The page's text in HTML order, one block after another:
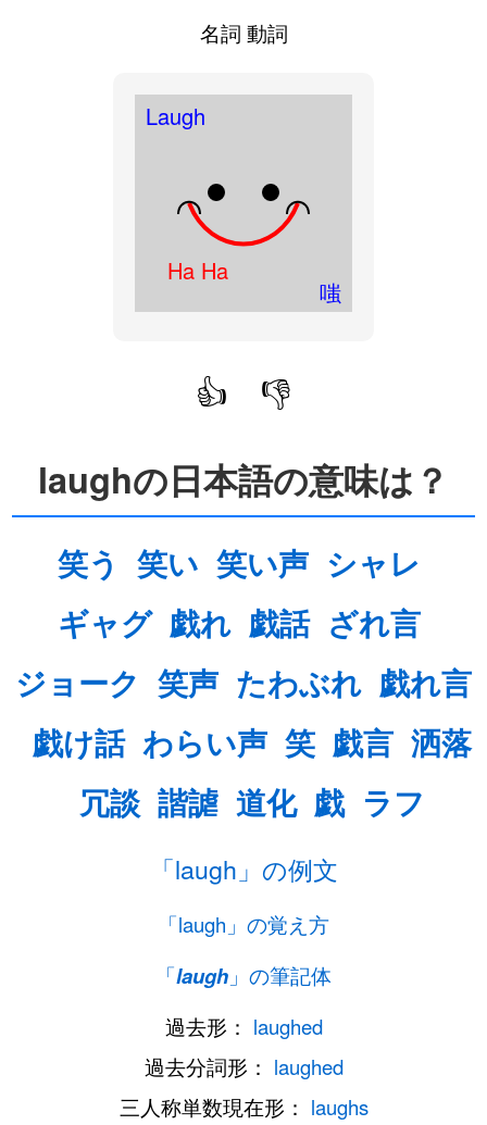
名詞 動詞
Ha Ha
嗤
Laugh
👍 👎
laughの日本語の意味は？
笑う 笑い 笑い声 シャレ
ギャグ 戯れ 戯話 ざれ言
ジョーク 笑声 たわぶれ 戯れ言
戯け話 わらい声 笑 戯言 洒落
冗談 諧謔 道化 戯 ラフ
「laugh」の例文
「laugh」の覚え方
「laugh 」の筆記体
過去形： laughed
過去分詞形： laughed
三人称単数現在形： laughs